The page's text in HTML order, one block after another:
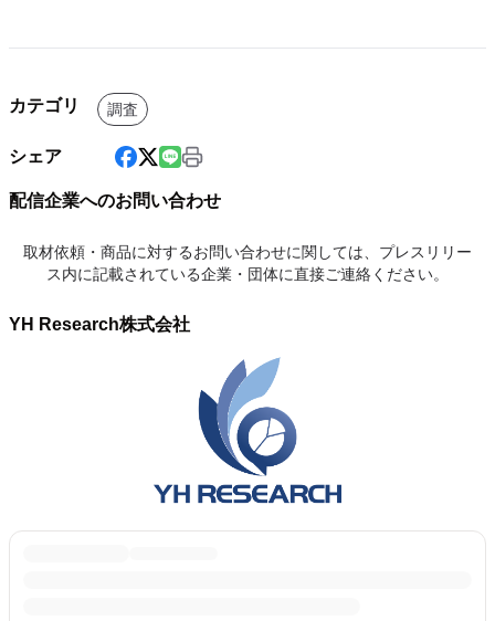
カテゴリ 調査
シェア
配信企業へのお問い合わせ
取材依頼・商品に対するお問い合わせに関しては、プレスリリー
ス内に記載されている企業・団体に直接ご連絡ください。
YH Research株式会社